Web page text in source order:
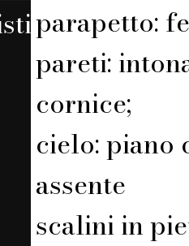
parapetto:
pareti:
cornice;
cielo: piano
assente
scalini in